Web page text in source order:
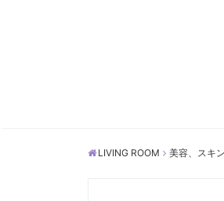
LIVING ROOM 美容、スキ